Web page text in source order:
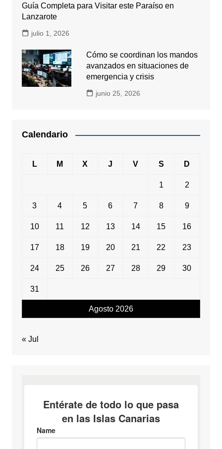
Guía Completa para Visitar este Paraíso en
Lanzarote
julio 1, 2026
Cómo se coordinan los mandos
avanzados en situaciones de
emergencia y crisis
junio 25, 2026
Calendario
Agosto 2026
L M X J V S D
1 2
3 4 5 6 7 8 9
10 11 12 13 14 15 16
17 18 19 20 21 22 23
24 25 26 27 28 29 30
31
« Jul